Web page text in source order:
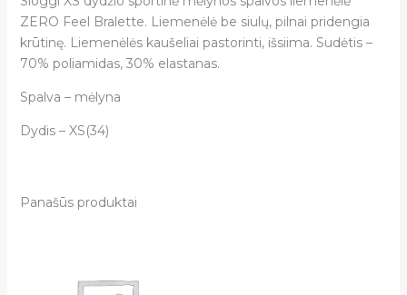
ZERO Feel Bralette. Liemenėlė be siulų, pilnai pridengia
krūtinę. Liemenėlės kaušeliai pastorinti, išsiima. Sudėtis –
70% poliamidas, 30% elastanas.
Spalva – mėlyna
Dydis – XS(34)
Panašūs produktai